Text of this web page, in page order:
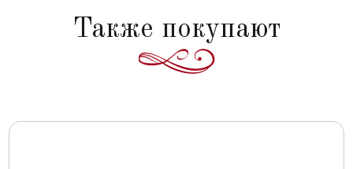
Также покупают